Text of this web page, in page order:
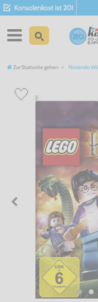
Konsolenkost ist 20!
Zur Startseite gehen Nintendo Wii